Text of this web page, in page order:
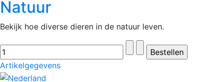
Natuur
Bekijk hoe diverse dieren in de natuur leven.
Artikelgegevens